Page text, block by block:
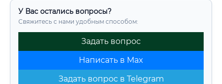
У Вас остались вопросы?
Свяжитесь с нами удобным способом:
Задать вопрос
Написать в Max
Задать вопрос в Telegram